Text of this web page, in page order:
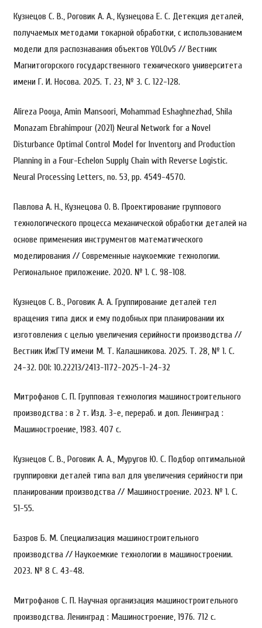
Кузнецов С. В., Роговик А. А., Кузнецова Е. С. Детекция деталей,
получаемых методами токарной обработки, с использованием
модели для распознавания объектов YOLOv5 // Вестник
Магнитогорского государственного технического университета
имени Г. И. Носова. 2025. Т. 23, № 3. С. 122-128.
Alireza Pooya, Amin Mansoori, Mohammad Eshaghnezhad, Shila
Monazam Ebrahimpour (2021) Neural Network for a Novel
Disturbance Optimal Control Model for Inventory and Production
Planning in a Four-Echelon Supply Chain with Reverse Logistic.
Neural Processing Letters, no. 53, pp. 4549-4570.
Павлова A. Н., Кузнецова О. В. Проектирование группового
технологического процесса механической обработки деталей на
основе применения инструментов математического
моделирования // Современные наукоемкие технологии.
Региональное приложение. 2020. № 1. С. 98-108.
Кузнецов С. В., Роговик А. А. Группирование деталей тел
вращения типа диск и ему подобных при планировании их
изготовления с целью увеличения серийности производства //
Вестник ИжГТУ имени М. Т. Калашникова. 2025. Т. 28, № 1. С.
24-32. DOI: 10.22213/2413-1172-2025-1-24-32
Митрофанов С. П. Групповая технология машиностроительного
производства : в 2 т. Изд. 3-е, перераб. и доп. Ленинград :
Машиностроение, 1983. 407 с.
Кузнецов С. В., Роговик А. А., Муругов Ю. С. Подбор оптимальной
группировки деталей типа вал для увеличения серийности при
планировании производства // Машиностроение. 2023. № 1. С.
51-55.
Базров Б. М. Специализация машиностроительного
производства // Наукоемкие технологии в машиностроении.
2023. № 8 С. 43-48.
Митрофанов С. П. Научная организация машиностроительного
производства. Ленинград : Машиностроение, 1976. 712 с.